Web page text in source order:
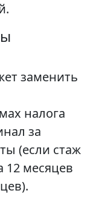
заменить
налога
за
(если стаж
12 месяцев